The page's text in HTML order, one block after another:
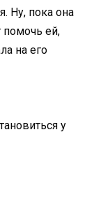
Ну, пока она
помочь ей,
на его
у